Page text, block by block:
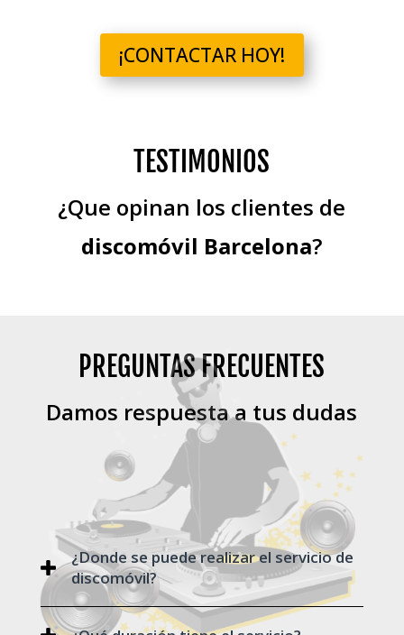
¡CONTACTAR HOY!
TESTIMONIOS
¿Que opinan los clientes de
discomóvil Barcelona?
PREGUNTAS FRECUENTES
Damos respuesta a tus dudas
¿Donde se puede realizar el servicio de
discomóvil?
Dependiendo del formato de discomóvil